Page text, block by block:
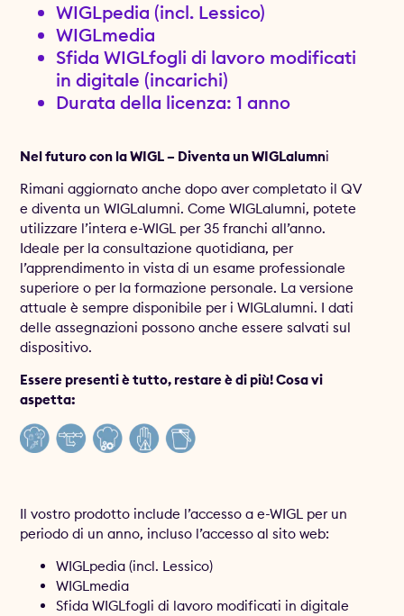
WIGLpedia (incl. Lessico)
WIGLmedia
Sfida WIGLfogli di lavoro modificati
in digitale (incarichi)
Durata della licenza: 1 anno
Nel futuro con la WIGL – Diventa un WIGLalumni
Rimani aggiornato anche dopo aver completato il QV
e diventa un WIGLalumni. Come WIGLalumni, potete
utilizzare l’intera e-WIGL per 35 franchi all’anno.
Ideale per la consultazione quotidiana, per
l’apprendimento in vista di un esame professionale
superiore o per la formazione personale. La versione
attuale è sempre disponibile per i WIGLalumni. I dati
delle assegnazioni possono anche essere salvati sul
dispositivo.
Essere presenti è tutto, restare è di più!Cosa vi
aspetta:
Il vostro prodotto include l’accesso a e-WIGL per un
periodo di un anno, incluso l’accesso al sito web:
WIGLpedia (incl. Lessico)
WIGLmedia
Sfida WIGLfogli di lavoro modificati in digitale